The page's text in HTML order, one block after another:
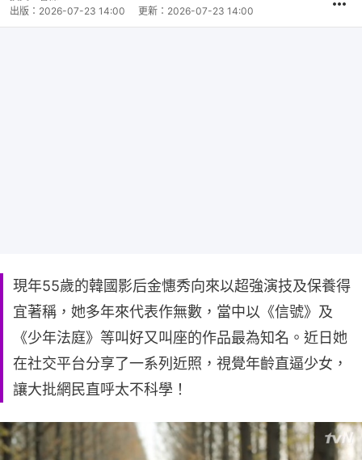
出版： 2026-07-23 14:00 更新： 2026-07-23 14:00
現年55歲的韓國影后金憓秀向來以超強演技及保養得
宜著稱，她多年來代表作無數，當中以《信號》及
《少年法庭》等叫好又叫座的作品最為知名。近日她
在社交平台分享了一系列近照，視覺年齡直逼少女，
讓大批網民直呼太不科學！